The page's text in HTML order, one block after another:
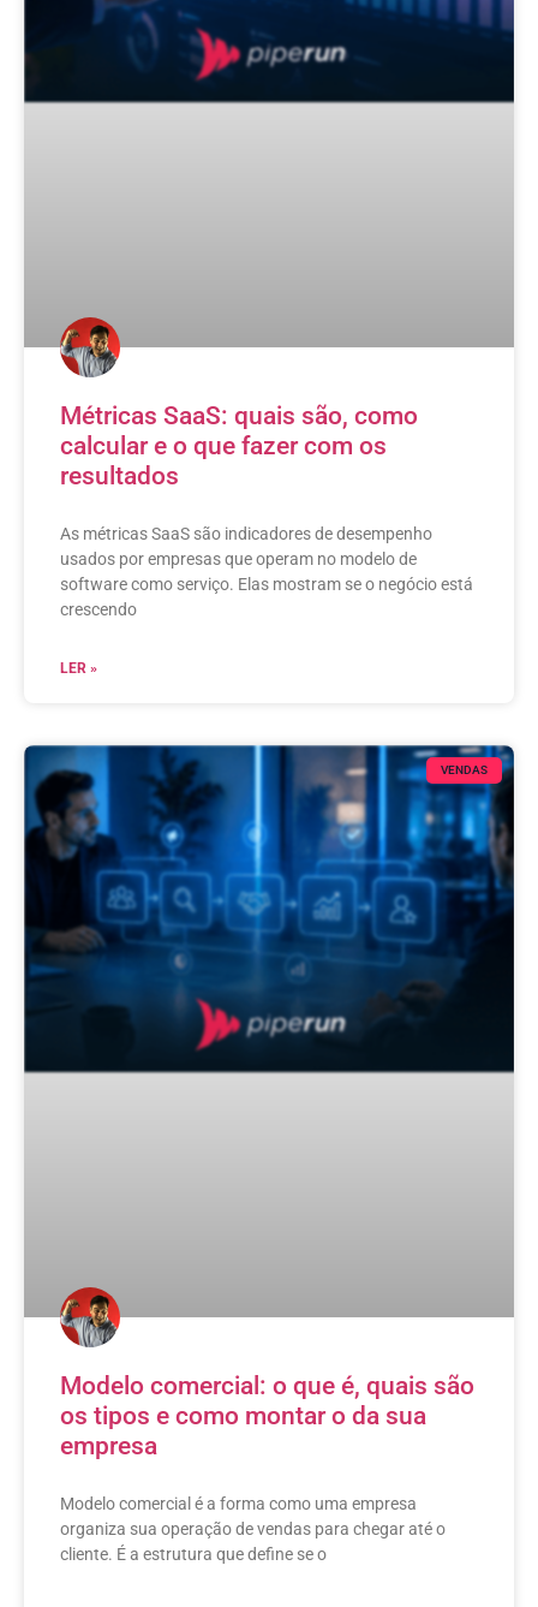
Métricas SaaS: quais são, como
calcular e o que fazer com os
resultados
As métricas SaaS são indicadores de desempenho
usados por empresas que operam no modelo de
software como serviço. Elas mostram se o negócio está
crescendo
LER »
VENDAS
Modelo comercial: o que é, quais são
os tipos e como montar o da sua
empresa
Modelo comercial é a forma como uma empresa
organiza sua operação de vendas para chegar até o
cliente. É a estrutura que define se o